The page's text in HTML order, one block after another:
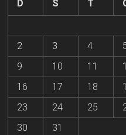
D
S T
2
3 4
9
10 11
16
17 18
23
24 25
30
31